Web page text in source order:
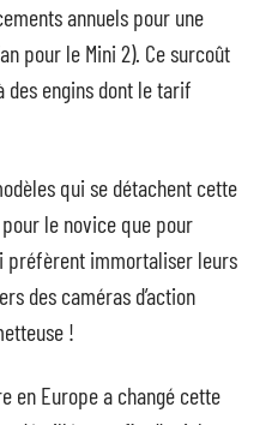
annuels pour une
pour le Mini 2). Ce surcoût
des engins dont le tarif
qui se détachent cette
le novice que pour
préfèrent immortaliser leurs
des caméras d’action
!
en Europe a changé cette